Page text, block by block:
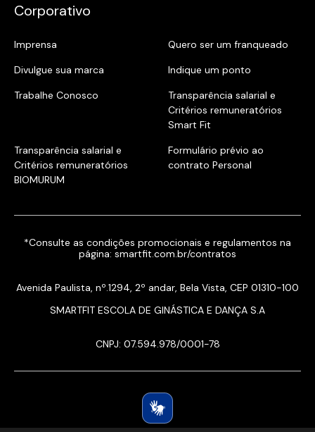
Corporativo
Imprensa
Quero ser um franqueado
Divulgue sua marca
Indique um ponto
Trabalhe Conosco
Transparência salarial e
Critérios remuneratórios
Smart Fit
Transparência salarial e
Critérios remuneratórios
BIOMURUM
Formulário prévio ao
contrato Personal
*Consulte as condições promocionais e regulamentos na
página: smartfit.com.br/contratos
Avenida Paulista, nº.1294, 2º andar, Bela Vista, CEP 01310-100
SMARTFIT ESCOLA DE GINÁSTICA E DANÇA S.A
CNPJ: 07.594.978/0001-78